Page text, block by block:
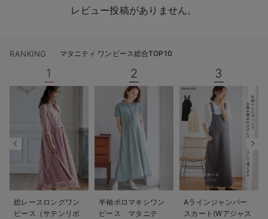
レビュー投稿がありません。
RANKING マタニティ ワンピース総合TOP10
1
総レースロングワン
ピース（サテンリボ
2
半袖ポロマキシワン
ピース マタニテ
3
Aラインジャンパー
スカート(Wアジャス